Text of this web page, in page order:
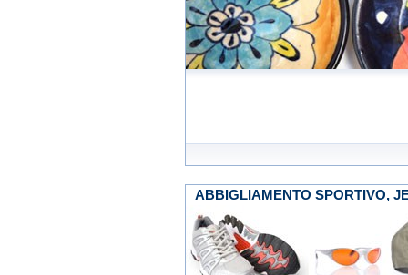
ABBIGLIAMENTO SPORTIVO,